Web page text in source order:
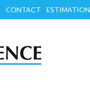
CONTACT ESTIMATION